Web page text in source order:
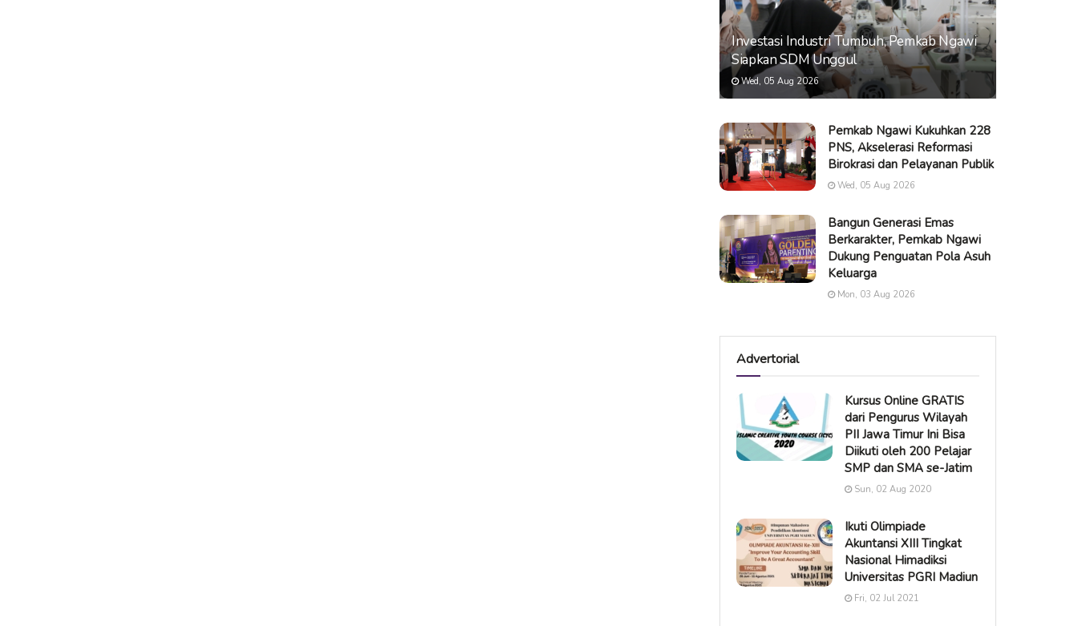
Investasi Industri Tumbuh, Pemkab Ngawi
Siapkan SDM Unggul
Wed, 05 Aug 2026
Pemkab Ngawi Kukuhkan 228
PNS, Akselerasi Reformasi
Birokrasi dan Pelayanan Publik
Wed, 05 Aug 2026
Bangun Generasi Emas
Berkarakter, Pemkab Ngawi
Dukung Penguatan Pola Asuh
Keluarga
Mon, 03 Aug 2026
Advertorial
Kursus Online GRATIS
dari Pengurus Wilayah
PII Jawa Timur Ini Bisa
Diikuti oleh 200 Pelajar
SMP dan SMA se-Jatim
Sun, 02 Aug 2020
Ikuti Olimpiade
Akuntansi XIII Tingkat
Nasional Himadiksi
Universitas PGRI Madiun
Fri, 02 Jul 2021